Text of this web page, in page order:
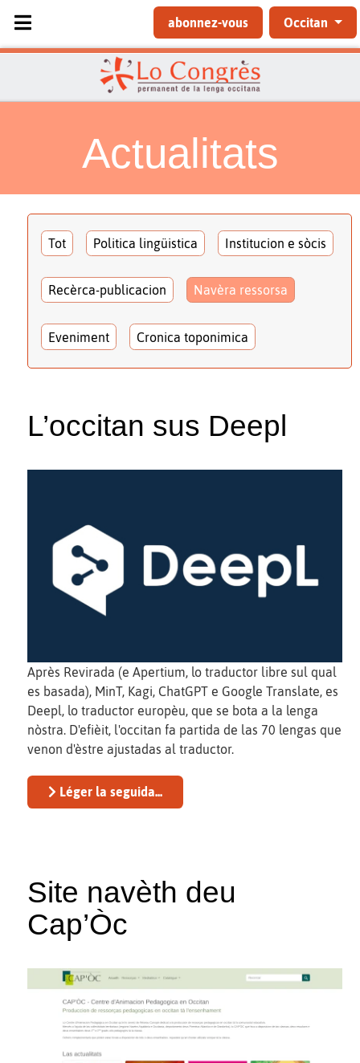
Sélectionnez votre langue
abonnez-vous Occitan
Actualitats
Tot Politica lingüistica Institucion e sòcis
Recèrca-publicacion Navèra ressorsa
Eveniment Cronica toponimica
L’occitan sus Deepl
Après Revirada (e Apertium, lo traductor libre sul qual
es basada), MinT, Kagi, ChatGPT e Google Translate, es
Deepl, lo traductor europèu, que se bota a la lenga
nòstra. D'efièit, l'occitan fa partida de las 70 lengas que
venon d'èstre ajustadas al traductor.
Léger la seguida...
Site navèth deu
Cap’Òc